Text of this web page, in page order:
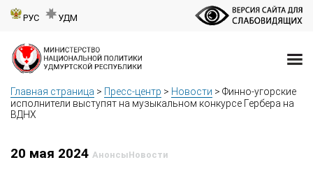
РУС УДМ
Главная страница > Пресс-центр > Новости > Финно-угорские
исполнители выступят на музыкальном конкурсе Гербера на
ВДНХ
20 мая 2024 АнонсыНовости